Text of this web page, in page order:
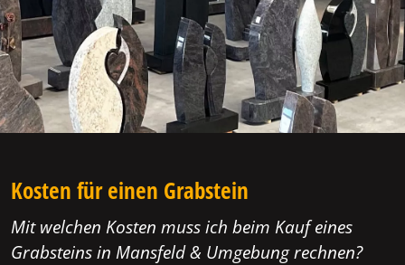
Kosten für einen Grabstein
Mit welchen Kosten muss ich beim Kauf eines
Grabsteins in Mansfeld & Umgebung rechnen?